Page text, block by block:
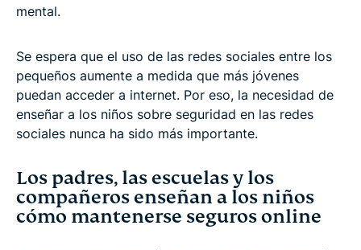
mental.
Se espera que el uso de las redes sociales entre los
pequeños aumente a medida que más jóvenes
puedan acceder a internet. Por eso, la necesidad de
enseñar a los niños sobre seguridad en las redes
sociales nunca ha sido más importante.
Los padres, las escuelas y los
compañeros enseñan a los niños
cómo mantenerse seguros online